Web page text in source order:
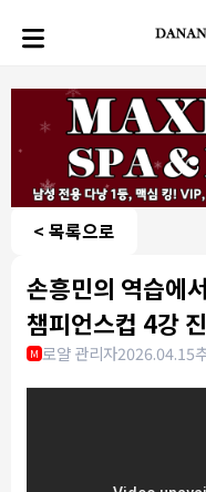
< 목록으로
손흥민의 역습에
챔피언스컵 4강
M 로얄 관리자2026.04.15